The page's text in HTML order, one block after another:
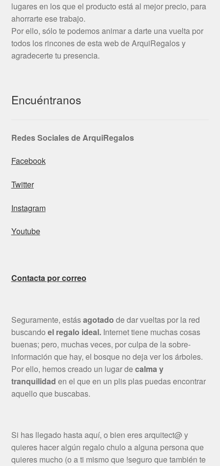
lugares en los que el producto está al mejor precio, para
ahorrarte ese trabajo.
Por ello, sólo te podemos animar a darte una vuelta por
todos los rincones de esta web de ArquiRegalos y
agradecerte tu presencia.
Encuéntranos
Redes Sociales de ArquiRegalos
Facebook
Twitter
Instagram
Youtube
Contacta por correo
Seguramente, estásagotado de dar vueltas por la red
buscando el regalo ideal.Internet tiene muchas cosas
buenas; pero, muchas veces, por culpa de la sobre-
información que hay, el bosque no deja ver los árboles.
Por ello, hemos creado un lugar decalma y
tranquilidad en el que en un plis plas puedas encontrar
aquello que buscabas.
Si has llegado hasta aquí, o bien eres arquitect@ y
quieres hacer algún regalo chulo a alguna persona que
quieres mucho (o a ti mismo que !seguro que también te